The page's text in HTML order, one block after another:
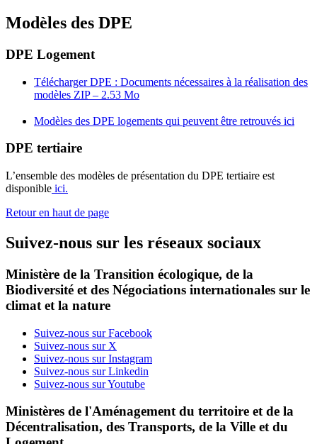
Modèles des DPE
DPE Logement
Télécharger DPE : Documents nécessaires à la réalisation des
modèles ZIP – 2.53 Mo
Modèles des DPE logements qui peuvent être retrouvés ici
DPE tertiaire
L’ensemble des modèles de présentation du DPE tertiaire est
disponible ici.
Retour en haut de page
Suivez-nous sur les réseaux sociaux
Ministère de la Transition écologique, de la
Biodiversité et des Négociations internationales sur le
climat et la nature
Suivez-nous sur Facebook
Suivez-nous sur X
Suivez-nous sur Instagram
Suivez-nous sur Linkedin
Suivez-nous sur Youtube
Ministères de l'Aménagement du territoire et de la
Décentralisation, des Transports, de la Ville et du